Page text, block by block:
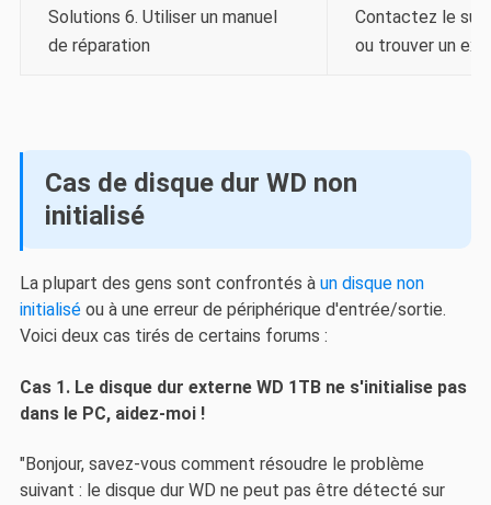
Solutions 6. Utiliser un manuel
de réparation
Contactez le
ou trouver un
Cas de disque dur WD non
initialisé
La plupart des gens sont confrontés à un disque non
initialiséou à une erreur de périphérique d'entrée/sortie.
Voici deux cas tirés de certains forums :
Cas 1. Le disque dur externe WD 1TB ne s'initialise pas
dans le PC, aidez-moi !
"Bonjour, savez-vous comment résoudre le problème
suivant : le disque dur WD ne peut pas être détecté sur